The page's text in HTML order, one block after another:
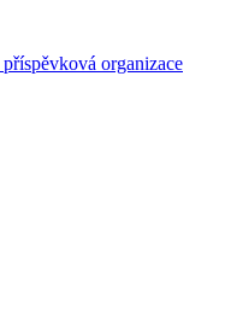
příspěvková organizace